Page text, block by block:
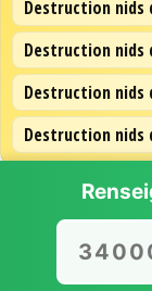
Destruction nids
Destruction nids
Destruction nids
Destruction nids